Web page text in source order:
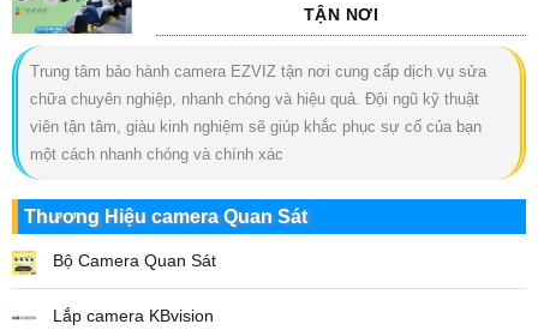
TẬN NƠI
Trung tâm bảo hành camera EZVIZ tận nơi cung cấp dịch vụ sửa
chữa chuyên nghiệp, nhanh chóng và hiệu quả. Đội ngũ kỹ thuật
viên tận tâm, giàu kinh nghiệm sẽ giúp khắc phục sự cố của bạn
một cách nhanh chóng và chính xác
Thương Hiệu camera Quan Sát
Bộ Camera Quan Sát
Lắp camera KBvision